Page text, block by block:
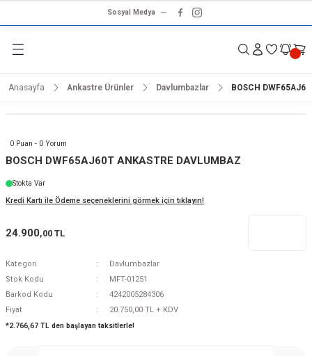
Sosyal Medya
Geri Dön
Geri Dön
Geri Dön
Ürünleri
Geri Dön
& Ses Sistemleri
Geri Dön
Geri Dön
Geri Dön
Anasayfa Ankastre Ürünler Davlumbazlar BOSCH
0 Puan - 0 Yorum
BOSCH DWF65AJ60T ANKASTRE DAVLUMBAZ
Stokta Var
Kredi Kartı ile Ödeme seçeneklerini görmek için tıklayın!
24.900,00 TL
Kategori
Davlumbazlar
Stok Kodu
MFT-01251
Barkod Kodu
4242005284306
Fiyat
20.750,00 TL + KDV
*2.766,67 TL den başlayan taksitlerle!